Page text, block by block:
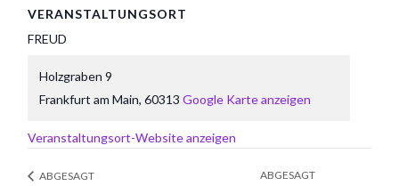
VERANSTALTUNGSORT
FREUD
Holzgraben 9
Frankfurt am Main, 60313 Google Karte anzeigen
Veranstaltungsort-Website anzeigen
ABGESAGT
ABGESAGT